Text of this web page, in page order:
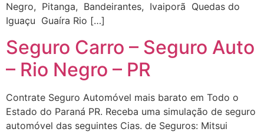
Negro, Pitanga, Bandeirantes, Ivaiporã Quedas do
Iguaçu Guaíra Rio […]
Seguro Carro – Seguro Auto
– Rio Negro – PR
Contrate Seguro Automóvel mais barato em Todo o
Estado do Paraná PR. Receba uma simulação de seguro
automóvel das seguintes Cias. de Seguros: Mitsui